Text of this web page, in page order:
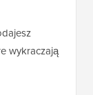
wykraczają